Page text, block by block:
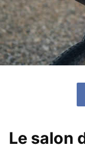
Le salon